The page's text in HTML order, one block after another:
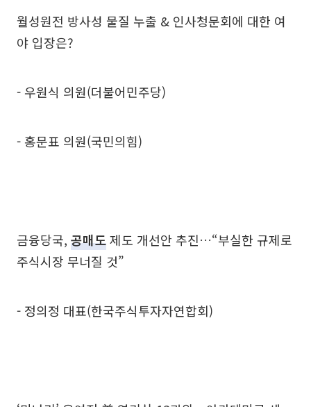
월성원전 방사성 물질 누출 & 인사청문회에 대한 여
야 입장은?
- 우원식 의원(더불어민주당)
- 홍문표 의원(국민의힘)
금융당국, 공매도제도 개선안 추진…“부실한 규제로
주식시장 무너질 것”
- 정의정 대표(한국주식투자자연합회)